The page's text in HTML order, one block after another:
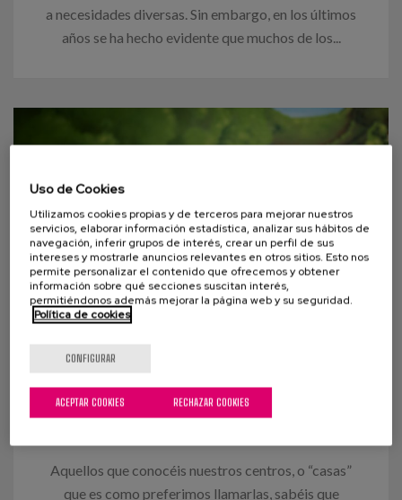
a necesidades diversas. Sin embargo, en los últimos
años se ha hecho evidente que muchos de los...
Cómo estar cerca cuando estamos
lejos: la tecnología en tiempos del
confinamiento y la buena vida en
Aquellos que conocéis nuestros centros, o “casas”
que es como preferimos llamarlas, sabéis que
Uso de Cookies
Utilizamos cookies propias y de terceros para mejorar nuestros
servicios, elaborar información estadística, analizar sus hábitos de
navegación, inferir grupos de interés, crear un perfil de sus
intereses y mostrarle anuncios relevantes en otros sitios. Esto nos
permite personalizar el contenido que ofrecemos y obtener
información sobre qué secciones suscitan interés,
permitiéndonos además mejorar la página web y su seguridad.
Política de cookies
CONFIGURAR
RECHAZAR COOKIES
ACEPTAR COOKIES